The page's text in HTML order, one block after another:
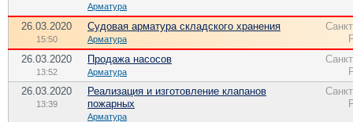
Арматура
26.03.2020
15:50
Судовая арматура складского хранения
Арматура
26.03.2020
13:52
Продажа насосов
Арматура
26.03.2020
13:39
Реализация и изготовление клапанов
пожарных
Арматура